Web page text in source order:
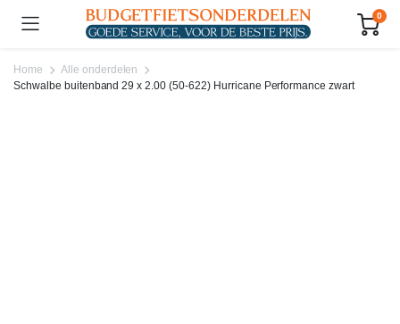
0
Home
Alle onderdelen
Schwalbe buitenband 29 x 2.00 (50-622) Hurricane Performance zwart